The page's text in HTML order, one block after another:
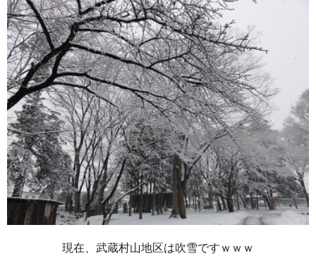
現在、武蔵村山地区は吹雪ですｗｗｗ